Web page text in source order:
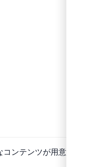
ンテンツが用意され